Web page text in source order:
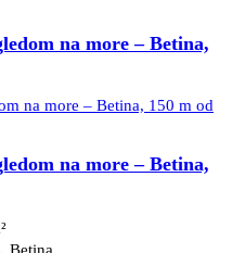
na more – Betina,
na more – Betina,